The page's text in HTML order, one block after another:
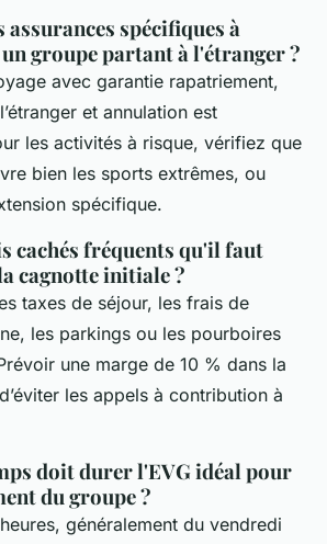
assurances spécifiques à
groupe partant à l'étranger ?
avec garantie rapatriement,
et annulation est
les activités à risque, vérifiez que
bien les sports extrêmes, ou
spécifique.
cachés fréquents qu'il faut
cagnotte initiale ?
taxes de séjour, les frais de
les parkings ou les pourboires
une marge de 10 % dans la
les appels à contribution à
doit durer l'EVG idéal pour
du groupe ?
généralement du vendredi